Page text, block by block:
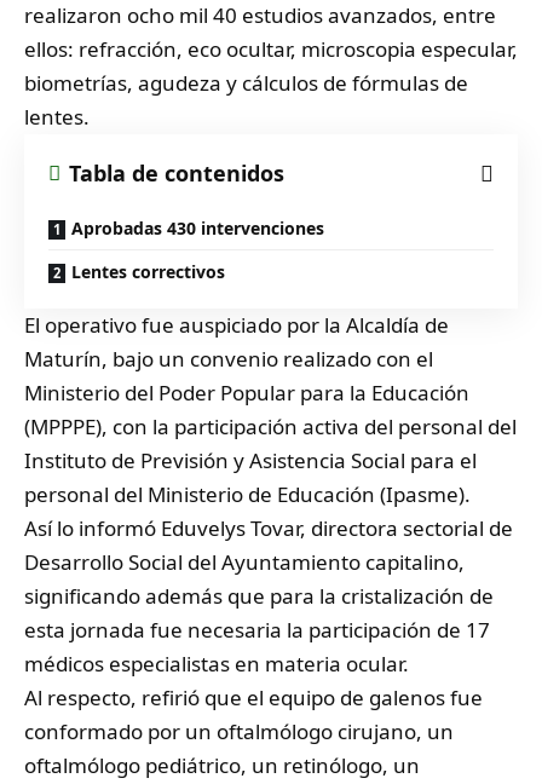
realizaron ocho mil 40 estudios avanzados, entre
ellos: refracción, eco ocultar, microscopia especular,
biometrías, agudeza y cálculos de fórmulas de
lentes.
Tabla de contenidos
Aprobadas 430 intervenciones
Lentes correctivos
El operativo fue auspiciado por la Alcaldía de
Maturín, bajo un convenio realizado con el
Ministerio del Poder Popular para la Educación
(MPPPE), con la participación activa del personal del
Instituto de Previsión y Asistencia Social para el
personal del Ministerio de Educación (Ipasme).
Así lo informó Eduvelys Tovar, directora sectorial de
Desarrollo Social del Ayuntamiento capitalino,
significando además que para la cristalización de
esta jornada fue necesaria la participación de 17
médicos especialistas en materia ocular.
Al respecto, refirió que el equipo de galenos fue
conformado por un oftalmólogo cirujano, un
oftalmólogo pediátrico, un retinólogo, un